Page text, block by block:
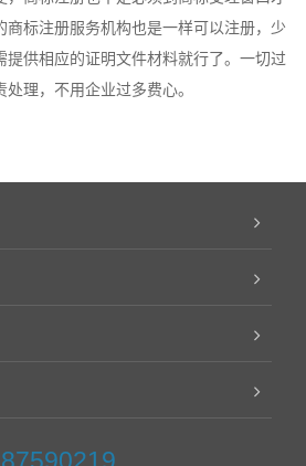
商标注册服务机构也是一样可以注册，少
提供相应的证明文件材料就行了。一切过
理，不用企业过多费心。